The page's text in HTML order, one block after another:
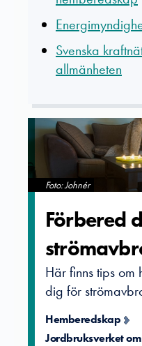
Svenska
allmänheten
Foto: Johnér
Förbered
Här finns tips
dig för
Hemberedskap
Jordbruksverket